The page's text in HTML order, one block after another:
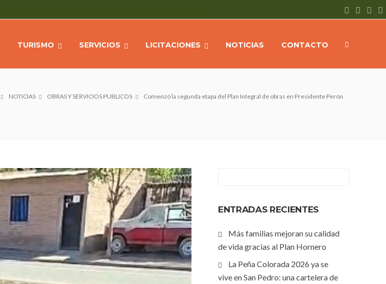
TURISMO SERVICIOS LICITACIONES NOTICIAS CONTACTO
NOTICIAS OBRAS Y SERVICIOS PUBLICOS Comenzó la segunda etapa del Plan Integral de obras en Presidente Perón
ENTRADAS RECIENTES
Más familias mejoran su calidad
de vida gracias al Plan Hornero
La Peña Colorada 2026 ya se
vive en San Pedro: una cartelera de